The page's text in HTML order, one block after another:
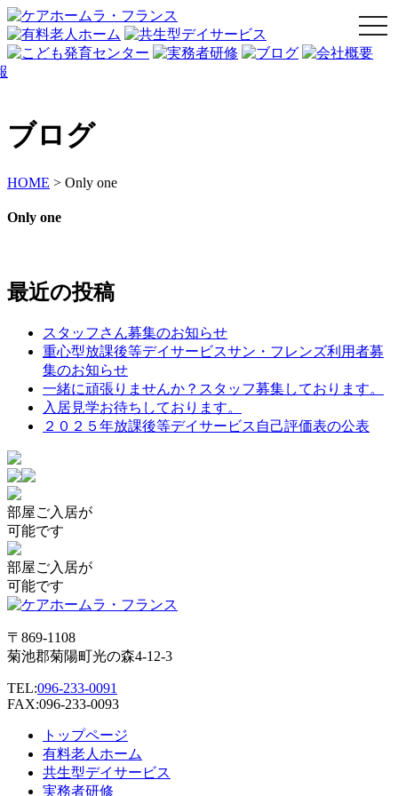
ブログ
HOME > Only one
Only one
最近の投稿
スタッフさん募集のお知らせ
重心型放課後等デイサービスサン・フレンズ利用者募
集のお知らせ
一緒に頑張りませんか？スタッフ募集しております。
入居見学お待ちしております。
２０２５年放課後等デイサービス自己評価表の公表
部屋ご入居が
可能です
部屋ご入居が
可能です
〒869-1108
菊池郡菊陽町光の森4-12-3
TEL:096-233-0091
FAX:096-233-0093
トップページ
有料老人ホーム
共生型デイサービス
実務者研修